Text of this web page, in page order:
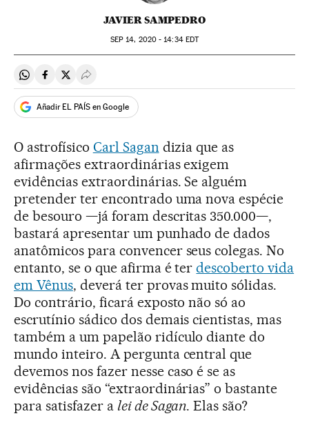
JAVIER SAMPEDRO
SEP 14, 2020 - 14:34EDT
Compartir en Whatsapp
Compartir en Facebook
Compartir en Twitter
Desplegar Redes Sociales
Añadir EL PAÍS en Google
O astrofísico Carl Sagan dizia que as
afirmações extraordinárias exigem
evidências extraordinárias. Se alguém
pretender ter encontrado uma nova espécie
de besouro —já foram descritas 350.000—,
bastará apresentar um punhado de dados
anatômicos para convencer seus colegas. No
entanto, se o que afirma é terdescoberto vida
em Vênus, deverá ter provas muito sólidas.
Do contrário, ficará exposto não só ao
escrutínio sádico dos demais cientistas, mas
também a um papelão ridículo diante do
mundo inteiro. A pergunta central que
devemos nos fazer nesse caso é se as
evidências são “extraordinárias” o bastante
para satisfazer a lei de Sagan. Elas são?